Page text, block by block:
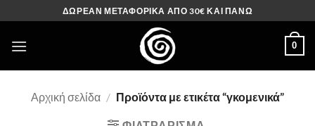
στο
περιεχόμενο
ΔΩΡΕΑΝ ΜΕΤΑΦΟΡΙΚΑ ΑΠΟ 30€ ΚΑΙ ΠΑΝΩ
0
Αρχική σελίδα / Προϊόντα με ετικέτα “γκομενικά”